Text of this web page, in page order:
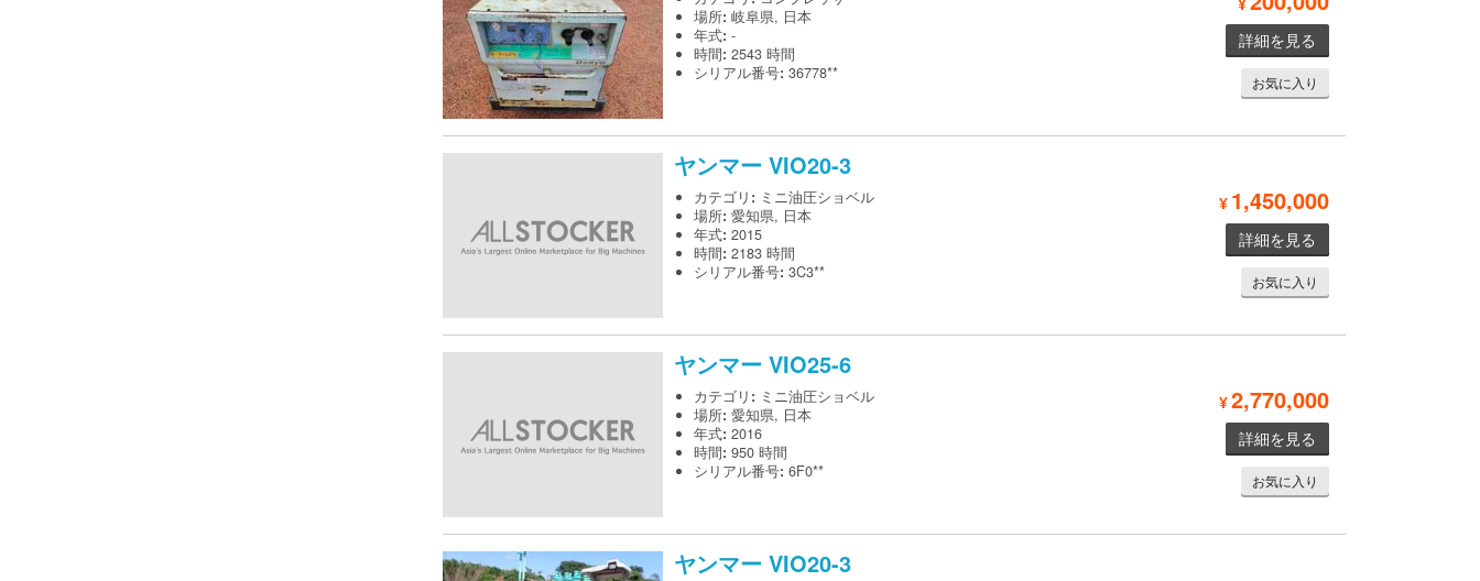
場所: 岐阜県, 日本
年式: -
時間: 2543 時間
シリアル番号: 36778**
詳細を見る
お気に入り
ヤンマー VIO20-3
カテゴリ : ミニ油圧ショベル
場所: 愛知県, 日本
年式: 2015
時間: 2183 時間
シリアル番号: 3C3**
¥ 1,450,000
詳細を見る
お気に入り
ヤンマー VIO25-6
カテゴリ : ミニ油圧ショベル
場所: 愛知県, 日本
年式: 2016
時間: 950 時間
シリアル番号: 6F0**
¥2,770,000
詳細を見る
お気に入り
ヤンマー VIO20-3